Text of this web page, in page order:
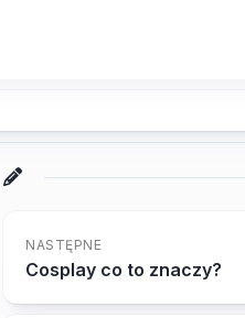
NASTĘPNE
Cosplay co to znaczy?